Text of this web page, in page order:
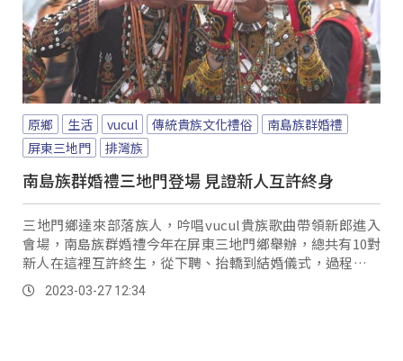
原鄉 生活 vucul 傳統貴族文化禮俗
南島族群婚禮
屏東三地門
排灣族
南島族群婚禮三地門登場 見證新人互許終身
三地門鄉達來部落族人，吟唱vucul貴族歌曲帶領新郎進入
會場，南島族群婚禮今年在屏東三地門鄉舉辦，總共有10對
新人在這裡互許終生，從下聘、抬轎到結婚儀式，過程莊嚴
隆重，並接受在地族人最好最深的祝福。
2023-03-27 12:34